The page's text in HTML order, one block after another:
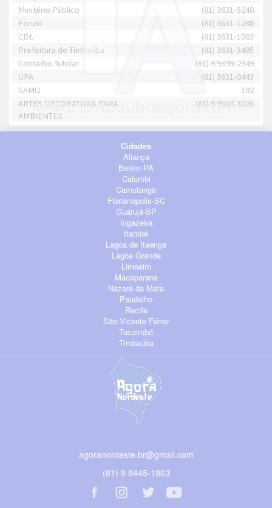
Minitério Público
(81) 3631-5248
Fórum
(81) 3631-1288
CDL
(81) 3631-1003
Prefeitura de Timbaúba
(81) 3631-3485
Conselho Tutelar
(81) 9 9399-2949
UPA
(81) 3631-0443
SAMU
192
ARTES DECORATIVAS PARA
AMBIENTES
(81) 9 9964-3026
Cidades
Aliança
Belém-PA
Calumbi
Camutanga
Florianópolis-SC
Guarujá-SP
Ingazeira
Itambé
Lagoa de Itaenga
Lagoa Grande
Limoeiro
Macaparana
Nazaré da Mata
Paudalho
Recife
São Vicente Férrer
Tacaimbó
Timbaúba
agoranordeste.br@gmail.com
(81) 9 9445-1863